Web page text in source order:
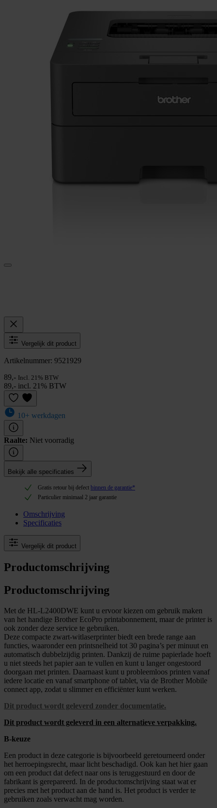
Vergelijk dit product
Artikelnummer: 9521929
89,- Incl. 21% BTW
89,- incl. 21% BTW
10+ werkdagen
Raalte: Niet voorradig
Bekijk alle specificaties
Gratis retour bij defect binnen de garantie*
Particulier minimaal 2 jaar garantie
Omschrijving
Specificaties
Vergelijk dit product
Productomschrijving
Productomschrijving
Met de HL-L2400DWE kunt u ervoor kiezen om gebruik maken
van het handige Brother EcoPro printabonnement, maar de printer is
ook zonder deze service te gebruiken.
Deze compacte zwart-witlaserprinter biedt een brede range aan
functies, waaronder een printsnelheid tot 30 pagina’s per minuut en
automatisch dubbelzijdig printen. Dankzij de ruime papierlade hoeft
u niet steeds het papier aan te vullen en kunt u langer ongestoord
doorgaan met printen. Daarnaast kunt u probleemloos printen vanaf
iedere locatie en vanaf smartphone of tablet, via de Brother Mobile
connect app, zodat u slimmer en efficiënter kunt werken.
Dit product wordt geleverd zonder documentatie.
Dit product wordt geleverd in een alternatieve verpakking.
B-keuze
Een product in deze categorie is bijvoorbeeld geretourneerd onder
het herroepingsrecht, maar licht beschadigd. Ook kan het hier gaan
om een product dat defect naar ons is teruggestuurd en door de
fabrikant is gerepareerd. In de productomschrijving staat wat er
precies met het product aan de hand is. Het product is verder te
gebruiken zoals verwacht mag worden.